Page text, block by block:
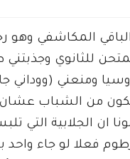
المكاشفي
ممتحن للثانوي
ومنعني (ووداني
تكون من الشباب
ان الجلابية
فعلا لو جاء واحد